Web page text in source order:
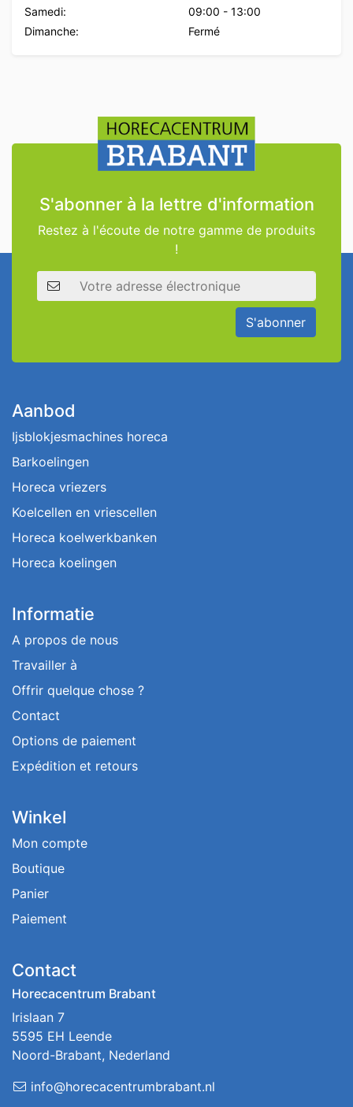
Samedi:
09:00 - 13:00
Dimanche:
Fermé
S'abonner à la lettre d'information
Restez à l'écoute de notre gamme de produits
!
Adresse électronique
S'abonner
Aanbod
Ijsblokjesmachines horeca
Barkoelingen
Horeca vriezers
Koelcellen en vriescellen
Horeca koelwerkbanken
Horeca koelingen
Informatie
A propos de nous
Travailler à
Offrir quelque chose ?
Contact
Options de paiement
Expédition et retours
Winkel
Mon compte
Boutique
Panier
Paiement
Contact
Horecacentrum Brabant
Irislaan 7
5595 EH Leende
Noord-Brabant, Nederland
info@horecacentrumbrabant.nl